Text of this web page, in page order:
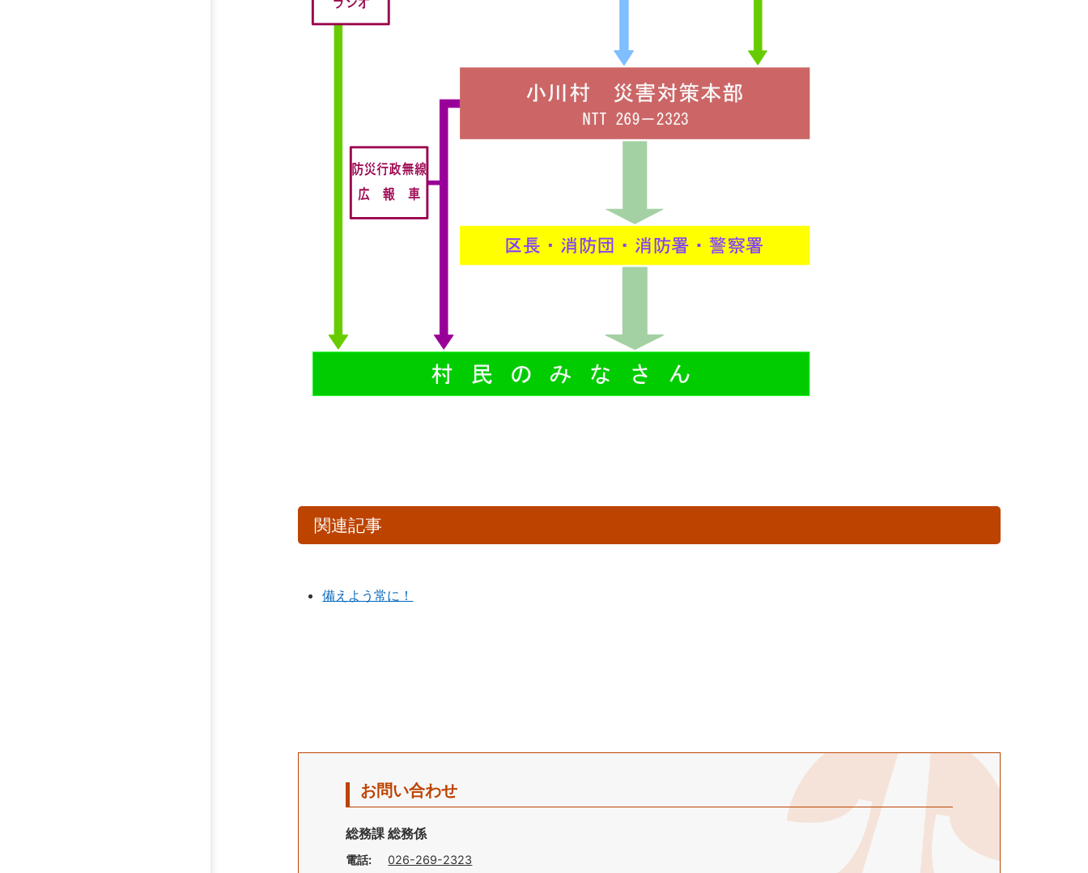
関連記事
備えよう常に！
お問い合わせ
総務課 総務係
電話:
026-269-2323